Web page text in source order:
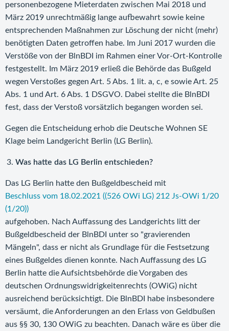
personenbezogene Mieterdaten zwischen Mai 2018 und
März 2019 unrechtmäßig lange aufbewahrt sowie keine
entsprechenden Maßnahmen zur Löschung der nicht (mehr)
benötigten Daten getroffen habe. Im Juni 2017 wurden die
Verstöße von der BlnBDI im Rahmen einer Vor-Ort-Kontrolle
festgestellt. Im März 2019 erließ die Behörde das Bußgeld
wegen Verstoßes gegen Art. 5 Abs. 1 lit. a, c, e sowie Art. 25
Abs. 1 und Art. 6 Abs. 1 DSGVO. Dabei stellte die BlnBDI
fest, dass der Verstoß vorsätzlich begangen worden sei.
Gegen die Entscheidung erhob die Deutsche Wohnen SE
Klage beim Landgericht Berlin (LG Berlin).
Was hatte das LG Berlin entschieden?
Das LG Berlin hatte den Bußgeldbescheid mit
Beschluss vom 18.02.2021 ((526 OWi LG) 212 Js-OWi 1/20
(1/20))
aufgehoben. Nach Auffassung des Landgerichts litt der
Bußgeldbescheid der BlnBDI unter so "gravierenden
Mängeln", dass er nicht als Grundlage für die Festsetzung
eines Bußgeldes dienen konnte. Nach Auffassung des LG
Berlin hatte die Aufsichtsbehörde die Vorgaben des
deutschen Ordnungswidrigkeitenrechts (OWiG) nicht
ausreichend berücksichtigt. Die BlnBDI habe insbesondere
versäumt, die Anforderungen an den Erlass von Geldbußen
aus §§ 30, 130 OWiG zu beachten. Danach wäre es über die